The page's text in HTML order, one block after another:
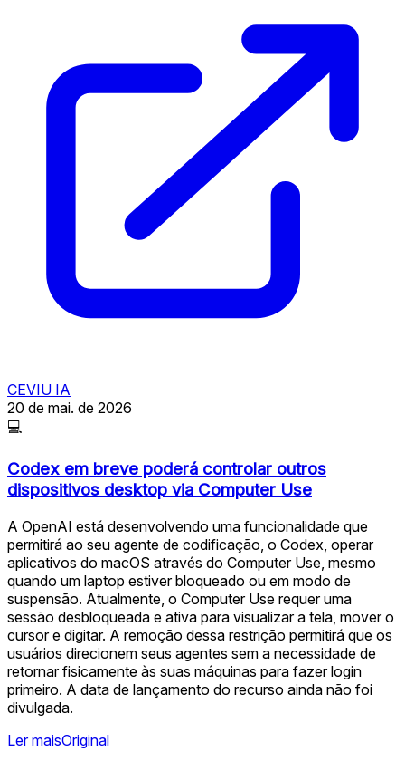
CEVIU IA
20 de mai. de 2026
💻
Codex em breve poderá controlar outros
dispositivos desktop via Computer Use
A OpenAI está desenvolvendo uma funcionalidade que
permitirá ao seu agente de codificação, o Codex, operar
aplicativos do macOS através do Computer Use, mesmo
quando um laptop estiver bloqueado ou em modo de
suspensão. Atualmente, o Computer Use requer uma
sessão desbloqueada e ativa para visualizar a tela, mover o
cursor e digitar. A remoção dessa restrição permitirá que os
usuários direcionem seus agentes sem a necessidade de
retornar fisicamente às suas máquinas para fazer login
primeiro. A data de lançamento do recurso ainda não foi
divulgada.
Ler maisOriginal